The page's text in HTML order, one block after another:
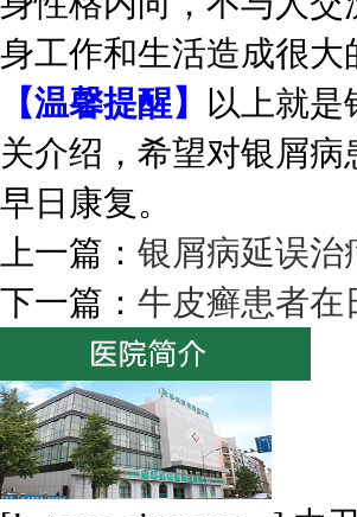
身工作和生活造成很大
【温馨提醒】
以上就
关介绍，希望对银屑
早日康复。
上一篇： 银屑病延误治
下一篇： 牛皮癣患者在